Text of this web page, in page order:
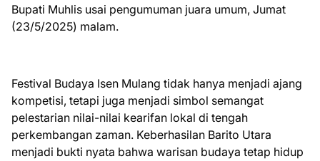
Bupati Muhlis usai pengumuman juara umum, Jumat
(23/5/2025) malam.
Festival Budaya Isen Mulang tidak hanya menjadi ajang
kompetisi, tetapi juga menjadi simbol semangat
pelestarian nilai-nilai kearifan lokal di tengah
perkembangan zaman. Keberhasilan Barito Utara
menjadi bukti nyata bahwa warisan budaya tetap hidup